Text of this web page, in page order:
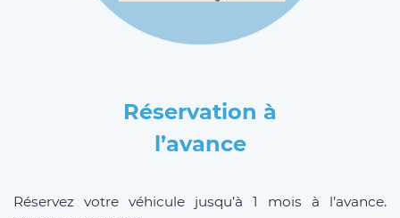
Réservation à
l’avance
Réservez votre véhicule jusqu’à 1 mois à l’avance.